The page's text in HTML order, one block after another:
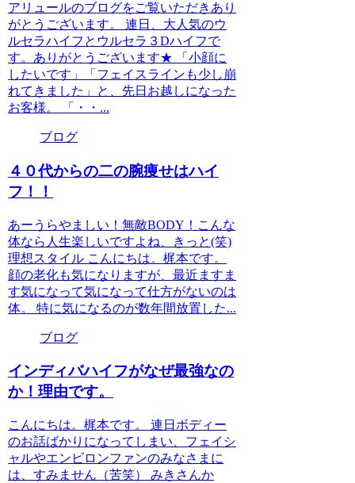
アリュールのブログをご覧いただきあり
がとうございます。 連日、大人気のウ
ルセラハイフとウルセラ３Dハイフで
す。ありがとうございます★ 「小顔に
したいです」「フェイスラインも少し崩
れてきました」と、先日お越しになった
お客様。 「・・...
ブログ
４０代からの二の腕痩せはハイ
フ！！
あーうらやましい！無敵BODY！こんな
体なら人生楽しいですよね、きっと(笑)
理想スタイル こんにちは。梶本です。
顔の老化も気になりますが、最近ますま
す気になって気になって仕方がないのは
体。 特に気になるのが数年間放置した...
ブログ
インディバハイフがなぜ最強なの
か！理由です。
こんにちは。梶本です。 連日ボディー
のお話ばかりになってしまい、フェイシ
ャルやエンビロンファンのみなさまに
は、すみません（苦笑） みきさんか